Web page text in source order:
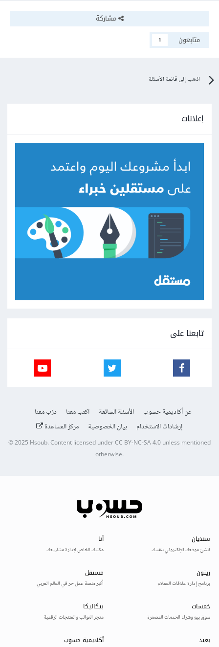
مشاركة
متابعون
1
اذهب إلى قائمة الأسئلة
إعلانات
تابعنا على
عن أكاديمية حسوب الأسئلة الشائعة اكتب معنا
درّب معنا
إرشادات الاستخدام
بيان الخصوصية مركز المساعدة
© 2025Hsoub.Content licensed underCC BY-NC-SA 4.0unless mentioned
otherwise.